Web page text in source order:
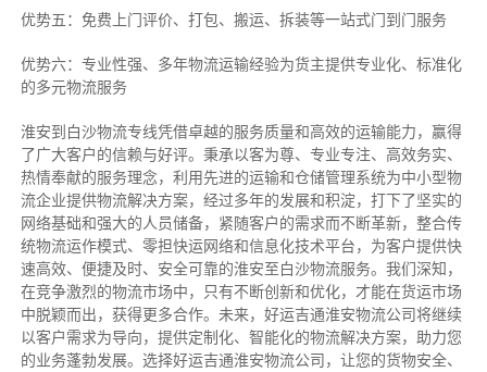
优势五：免费上门评价、打包、搬运、拆装等一站式门到门服务
优势六：专业性强、多年物流运输经验为货主提供专业化、标准化
的多元物流服务
淮安到白沙物流专线凭借卓越的服务质量和高效的运输能力，赢得
了广大客户的信赖与好评。 秉承以客为尊、专业专注、高效务实、
热情奉献的服务理念，利用先进的运输和仓储管理系统为中小型物
流企业提供物流解决方案，经过多年的发展和积淀，打下了坚实的
网络基础和强大的人员储备，紧随客户的需求而不断革新，整合传
统物流运作模式、零担快运网络和信息化技术平台，为客户提供快
速高效、便捷及时、安全可靠的淮安至白沙物流服务。 我们深知，
在竞争激烈的物流市场中，只有不断创新和优化，才能在货运市场
中脱颖而出，获得更多合作。 未来，好运吉通淮安物流公司将继续
以客户需求为导向，提供定制化、智能化的物流解决方案，助力您
的业务蓬勃发展。选择好运吉通淮安物流公司，让您的货物安全、